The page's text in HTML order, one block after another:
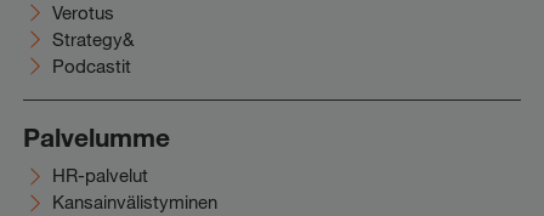
Verotus
Strategy&
Podcastit
Palvelumme
HR-palvelut
Kansainvälistyminen